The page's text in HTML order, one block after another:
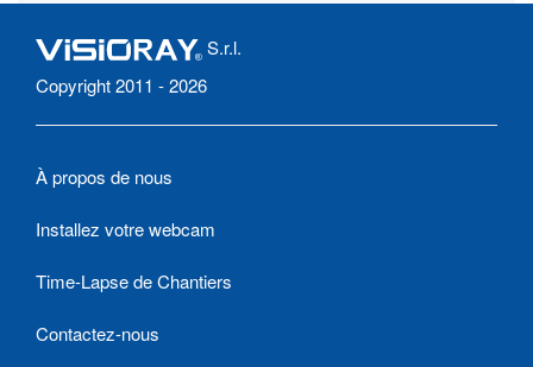
S.r.l.
Copyright 2011 - 2026
À propos de nous
Installez votre webcam
Time-Lapse de Chantiers
Contactez-nous